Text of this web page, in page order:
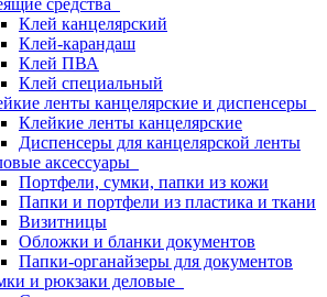
средства
Клей канцелярский
Клей-карандаш
Клей ПВА
Клей специальный
ленты канцелярские и диспенсеры
Клейкие ленты канцелярские
Диспенсеры для канцелярской ленты
аксессуары
Портфели, сумки, папки из кожи
Папки и портфели из пластика и ткани
Визитницы
Обложки и бланки документов
Папки-органайзеры для документов
и рюкзаки деловые